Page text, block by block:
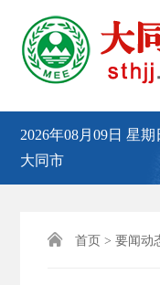
2026年08月09日 星期
大同市
 首页 > 要闻动